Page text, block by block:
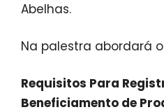
Abelhas.
Na palestra abordará
Requisitos Para
Beneficiamento de